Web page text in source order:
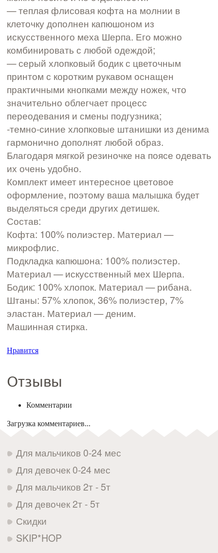
— теплая флисовая кофта на молнии в
клеточку дополнен капюшоном из
искусственного меха Шерпа. Его можно
комбинировать с любой одеждой;
— серый хлопковый бодик с цветочным
принтом с коротким рукавом оснащен
практичными кнопками между ножек, что
значительно облегчает процесс
переодевания и смены подгузника;
-темно-синие хлопковые штанишки из денима
гармонично дополнят любой образ.
Благодаря мягкой резиночке на поясе одевать
их очень удобно.
Комплект имеет интересное цветовое
оформление, поэтому ваша малышка будет
выделяться среди других детишек.
Состав:
Кофта: 100% полиэстер. Материал —
микрофлис.
Подкладка капюшона: 100% полиэстер.
Материал — искусственный мех Шерпа.
Бодик: 100% хлопок. Материал — рибана.
Штаны: 57% хлопок, 36% полиэстер, 7%
эластан. Материал — деним.
Машинная стирка.
Нравится
Отзывы
Комментарии
Загрузка комментариев...
Для мальчиков 0-24 мес
Для девочек 0-24 мес
Для мальчиков 2т - 5т
Для девочек 2т - 5т
Скидки
SKIP*HOP